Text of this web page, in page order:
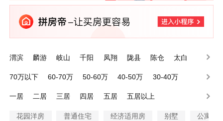
渭滨 麟游 岐山 千阳 凤翔 陇县 陈仓
太白
70万以下
60-70万 50-60万 40-50万
30-40万
一居
二居 三居 四居 五居 五居以上
花园洋房 普通住宅 经济适用房 别墅 公寓